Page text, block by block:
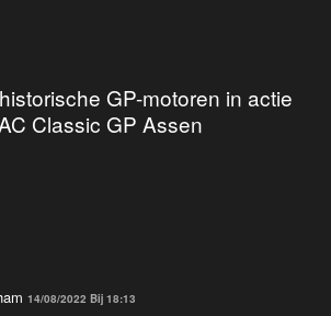
GP-motoren in actie
Classic GP Assen
14/08/2022 Bij 18:13